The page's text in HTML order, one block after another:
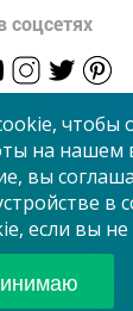
соцсетях
центр”
к оплате
чтобы
на нашем
вы
в
если вы